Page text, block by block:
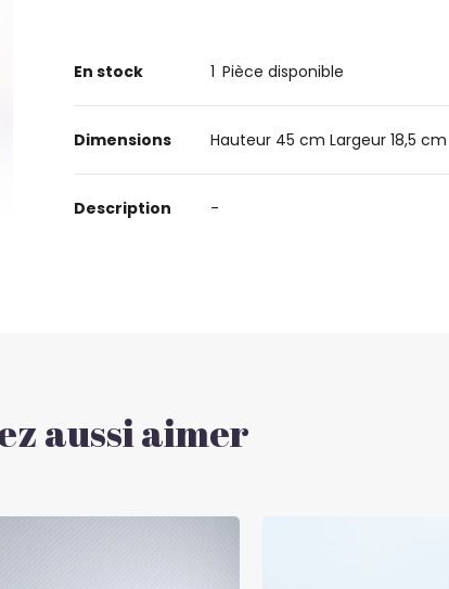
En stock 1 Pièce disponible
Dimensions Hauteur 45 cm Largeur 18,5 cm
Description -
aussi aimer